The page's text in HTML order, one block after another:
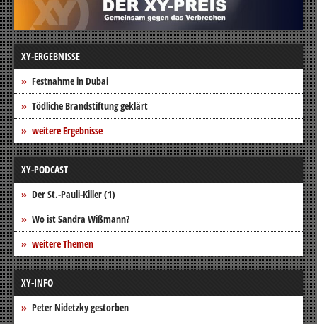
XY-ERGEBNISSE
Festnahme in Dubai
Tödliche Brandstiftung geklärt
weitere Ergebnisse
XY-PODCAST
Der St.-Pauli-Killer (1)
Wo ist Sandra Wißmann?
weitere Themen
XY-INFO
Peter Nidetzky gestorben